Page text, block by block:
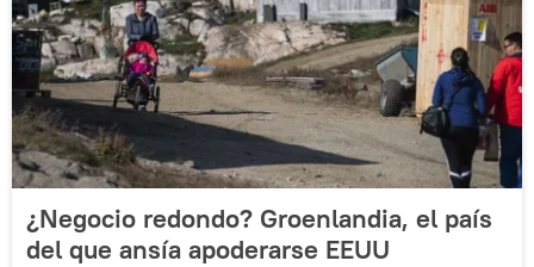
¿Negocio redondo? Groenlandia, el país
del que ansía apoderarse EEUU